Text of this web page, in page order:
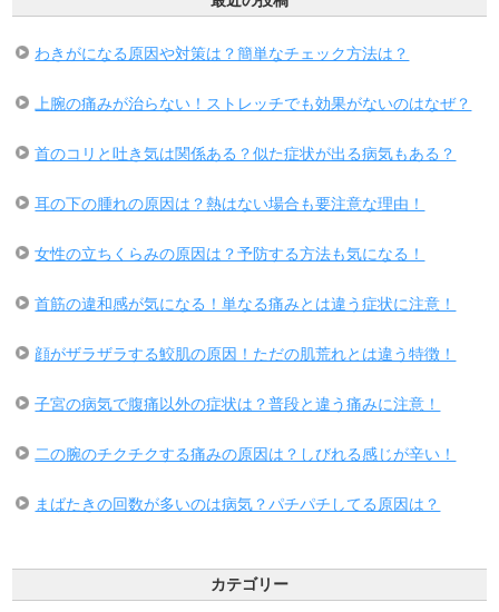
わきがになる原因や対策は？簡単なチェック方法は？
上腕の痛みが治らない！ストレッチでも効果がないのはなぜ？
首のコリと吐き気は関係ある？似た症状が出る病気もある？
耳の下の腫れの原因は？熱はない場合も要注意な理由！
女性の立ちくらみの原因は？予防する方法も気になる！
首筋の違和感が気になる！単なる痛みとは違う症状に注意！
顔がザラザラする鮫肌の原因！ただの肌荒れとは違う特徴！
子宮の病気で腹痛以外の症状は？普段と違う痛みに注意！
二の腕のチクチクする痛みの原因は？しびれる感じが辛い！
まばたきの回数が多いのは病気？パチパチしてる原因は？
カテゴリー